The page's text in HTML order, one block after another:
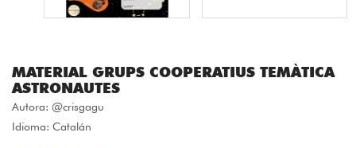
MATERIAL GRUPS COOPERATIUS TEMÀTICA
ASTRONAUTES
Autora: @crisgagu
Idioma: Catalán